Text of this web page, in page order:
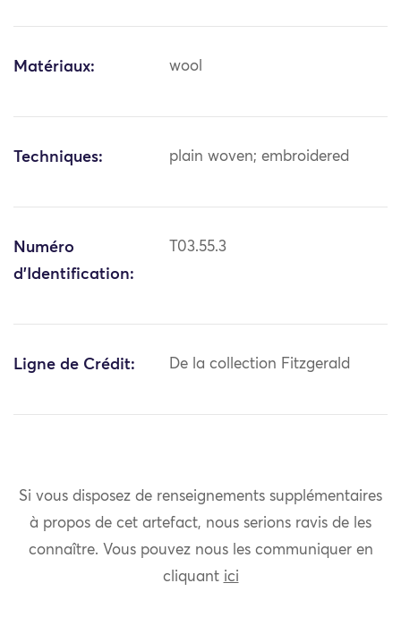
Matériaux: wool
Techniques: plain woven; embroidered
Numéro
d'Identification:
T03.55.3
Ligne de Crédit: De la collection Fitzgerald
Si vous disposez de renseignements supplémentaires
à propos de cet artefact, nous serions ravis de les
connaître. Vous pouvez nous les communiquer en
cliquant ici